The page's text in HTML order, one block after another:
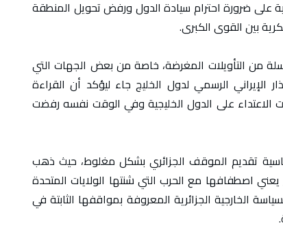
على ضرورة احترام سيادة الدول ورفض تحويل المنطقة
بين القوى الكبرى.
من التأويلات المغرضة، خاصة من بعض الجهات التي
الإيراني الرسمي لدول الخليج جاء ليؤكد أن القراءة
الاعتداء على الدول الخليجية وفي الوقت نفسه رفضت
تقديم الموقف الجزائري بشكل مغلوط، حيث ذهب
يعني اصطفافها مع الحرب التي شنتها الولايات المتحدة
الخارجية الجزائرية المعروفة بمواقفها الثابتة في